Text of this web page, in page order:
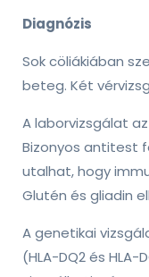
Diagnózis
Sok cöliákiában
beteg. Két
A laborvizsgálat
Bizonyos antitest
utalhat, hogy
Glutén és gliadin
A genetikai
(HLA-DQ2 és